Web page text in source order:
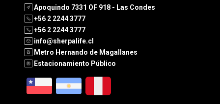
Apoquindo 7331 OF 918 - Las Condes
+56 2 2244 3777
+56 2 2244 3777
info@sherpalife.cl
Metro Hernando de Magallanes
Estacionamiento Público